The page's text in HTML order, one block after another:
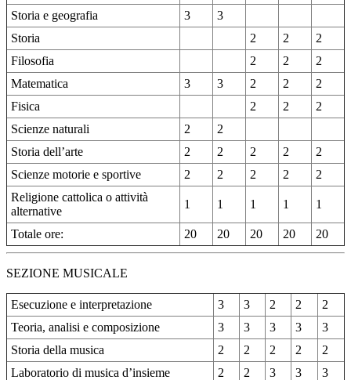
Storia e geografia
3
3
Storia
2 2
2
Filosofia
2 2
2
Matematica
3 3 2 2
2
Fisica
2 2
2
Scienze naturali
2
2
Storia dell’arte
2 2 2 2
2
Scienze motorie e sportive
2 2 2 2
2
Religione cattolica o attività
alternative
1 1 1 1 1
Totale ore: 20 20 20 20 20
SEZIONE MUSICALE
Esecuzione e interpretazione 3 3 2 2
2
Teoria, analisi e composizione
3 3 3 3
3
Storia della musica
2 2 2 2
2
Laboratorio di musica d’insieme
2 2 3 3
3